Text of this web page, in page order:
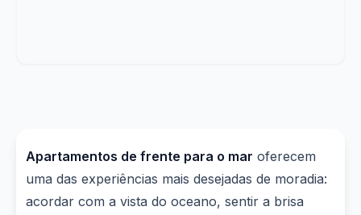
Apartamentos de frente para o mar oferecem
uma das experiências mais desejadas de moradia:
acordar com a vista do oceano, sentir a brisa